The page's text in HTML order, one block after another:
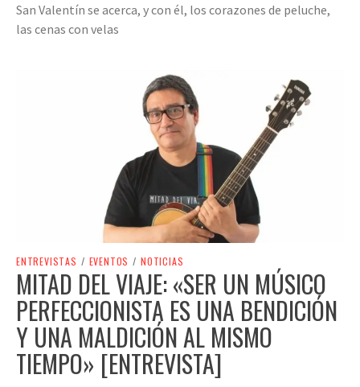
San Valentín se acerca, y con él, los corazones de peluche,
las cenas con velas
ENTREVISTAS / EVENTOS / NOTICIAS
MITAD DEL VIAJE: «SER UN MÚSICO
PERFECCIONISTA ES UNA BENDICIÓN
Y UNA MALDICIÓN AL MISMO
TIEMPO» [ENTREVISTA]